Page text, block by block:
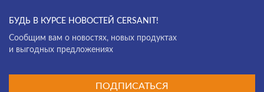
БУДЬ В КУРСЕ НОВОСТЕЙ CERSANIT!
Cообщим вам о новостях, новых продуктах
и выгодных предложениях
ПОДПИСАТЬСЯ